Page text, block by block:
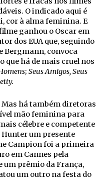
O indicado aqui é
cor à alma feminina. E
ganhou o Oscar em
dos EUA que, seguindo
Bergmann, convoca
há de mais cruel nos
; Seus Amigos, Seus
Mas há também diretoras
mão feminina para
célebre e competente
Hunter um presente
Campion foi a primeira
em Cannes pela
um prêmio da França,
um outro na festa do